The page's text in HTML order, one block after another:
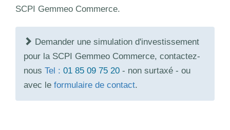
SCPI Gemmeo Commerce.
Demander une simulation d'investissement
pour la SCPI Gemmeo Commerce, contactez-
nous Tel : 01 85 09 75 20 - non surtaxé - ou
avec le formulaire de contact.